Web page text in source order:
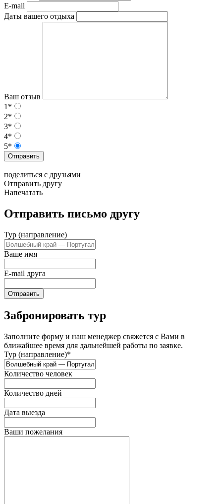
E-mail
Даты вашего отдыха
Ваш отзыв
1*
2*
3*
4*
5*
Отправить
поделиться с друзьями
Отправить другу
Напечатать
Отправить письмо другу
Тур (направление)
Ваше имя
E-mail друга
Отправить
Забронировать тур
Заполните форму и наш менеджер свяжется с Вами в
ближайшее время для дальнейшей работы по заявке.
Тур (направление)*
Количество человек
Количество дней
Дата выезда
Ваши пожелания